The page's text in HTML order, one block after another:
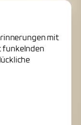
mit
funkelnden